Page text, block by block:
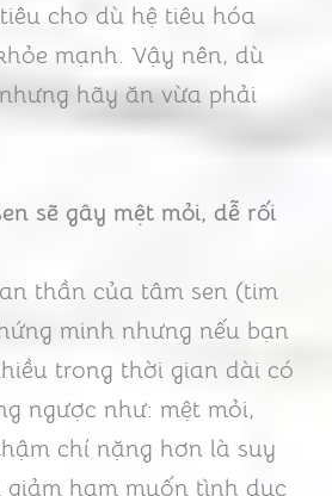
cho dù hệ tiêu hóa
mạnh. Vậy nên, dù
hãy ăn vừa phải
sẽ gây mệt mỏi, dễ rối
thần của tâm sen (tim
minh nhưng nếu bạn
trong thời gian dài có
ngược như: mệt mỏi,
chí nặng hơn là suy
ham muốn tình dục